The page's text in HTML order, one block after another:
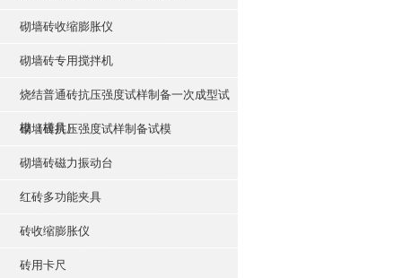
砌墙砖收缩膨胀仪
砌墙砖专用搅拌机
烧结普通砖抗压强度试样制备一次成型试
模（模具）
砌墙砖抗压强度试样制备试模
砌墙砖磁力振动台
红砖多功能夹具
砖收缩膨胀仪
砖用卡尺